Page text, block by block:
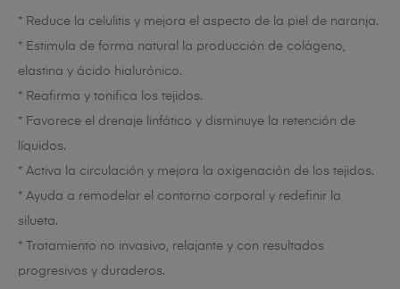
* Reduce la celulitis y mejora el aspecto de la piel de naranja.
* Estimula de forma natural la producción de colágeno,
elastina y ácido hialurónico.
* Reafirma y tonifica los tejidos.
* Favorece el drenaje linfático y disminuye la retención de
líquidos.
* Activa la circulación y mejora la oxigenación de los tejidos.
* Ayuda a remodelar el contorno corporal y redefinir la
silueta.
* Tratamiento no invasivo, relajante y con resultados
progresivos y duraderos.